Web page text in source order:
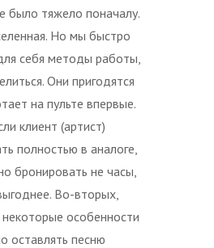
было тяжело поначалу.
Но мы быстро
себя методы работы,
Они пригодятся
на пульте впервые.
клиент (артист)
полностью в аналоге,
бронировать не часы,
Во-вторых,
особенности
оставлять песню